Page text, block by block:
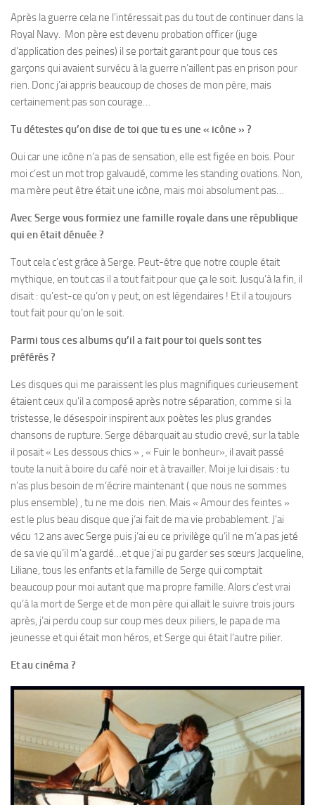
Après la guerre cela ne l’intéressait pas du tout de continuer dans la
Royal Navy. Mon père est devenu probation officer (juge
d’application des peines) il se portait garant pour que tous ces
garçons qui avaient survécu à la guerre n’aillent pas en prison pour
rien. Donc j’ai appris beaucoup de choses de mon père, mais
certainement pas son courage…
Tu détestes qu’on dise de toi que tu es une « icône » ?
Oui car une icône n’a pas de sensation, elle est figée en bois. Pour
moi c’est un mot trop galvaudé, comme les standing ovations. Non,
ma mère peut être était une icône, mais moi absolument pas…
Avec Serge vous formiez une famille royale dans une république
qui en était dénuée ?
Tout cela c’est grâce à Serge. Peut-être que notre couple était
mythique, en tout cas il a tout fait pour que ça le soit. Jusqu’à la fin, il
disait : qu’est-ce qu’on y peut, on est légendaires ! Et il a toujours
tout fait pour qu’on le soit.
Parmi tous ces albums qu’il a fait pour toi quels sont tes
préférés ?
Les disques qui me paraissent les plus magnifiques curieusement
étaient ceux qu’il a composé après notre séparation, comme si la
tristesse, le désespoir inspirent aux poètes les plus grandes
chansons de rupture. Serge débarquait au studio crevé, sur la table
il posait « Les dessous chics » , « Fuir le bonheur», il avait passé
toute la nuit à boire du café noir et à travailler. Moi je lui disais : tu
n’as plus besoin de m’écrire maintenant ( que nous ne sommes
plus ensemble) , tu ne me dois rien. Mais « Amour des feintes »
est le plus beau disque que j’ai fait de ma vie probablement. J’ai
vécu 12 ans avec Serge puis j’ai eu ce privilège qu’il ne m’a pas jeté
de sa vie qu’il m’a gardé…et que j’ai pu garder ses sœurs Jacqueline,
Liliane, tous les enfants et la famille de Serge qui comptait
beaucoup pour moi autant que ma propre famille. Alors c’est vrai
qu’à la mort de Serge et de mon père qui allait le suivre trois jours
après, j’ai perdu coup sur coup mes deux piliers, le papa de ma
jeunesse et qui était mon héros, et Serge qui était l’autre pilier.
Et au cinéma ?